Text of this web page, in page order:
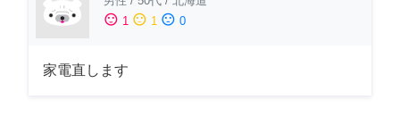
sentiment_satisfied 1 sentiment_neutral 1 sentiment_dissatisfied 0
家電直します